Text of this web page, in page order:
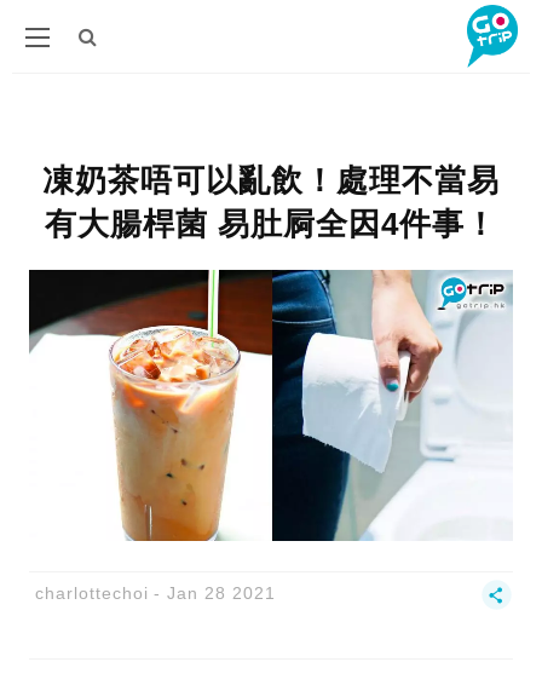
凍奶茶唔可以亂飲！處理不當易
有大腸桿菌 易肚屙全因4件事！
charlottechoi Jan 28 2021